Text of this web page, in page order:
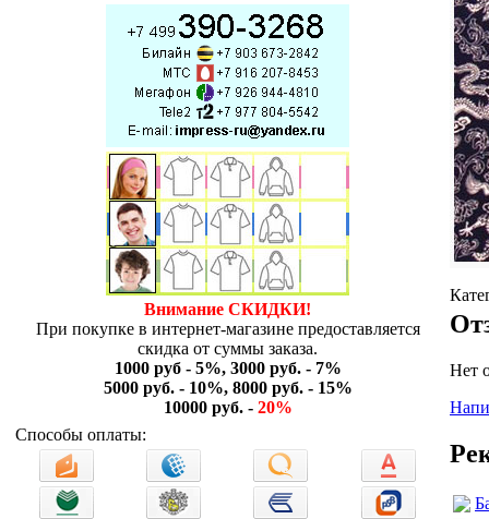
Внимание СКИДКИ!
При покупке в интернет-магазине предоставляется
скидка от суммы заказа.
1000 руб - 5%, 3000 руб. - 7%
5000 руб. - 10%, 8000 руб. - 15%
10000 руб. - 20%
Способы оплаты:
Нет